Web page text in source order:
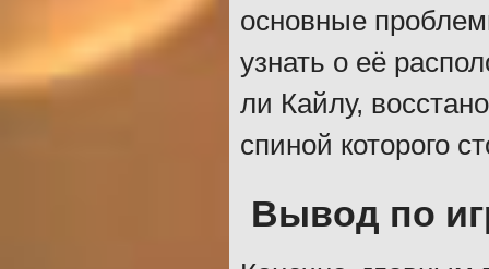
основные
узнать о её
ли Кайлу,
спиной которого
Вывод по